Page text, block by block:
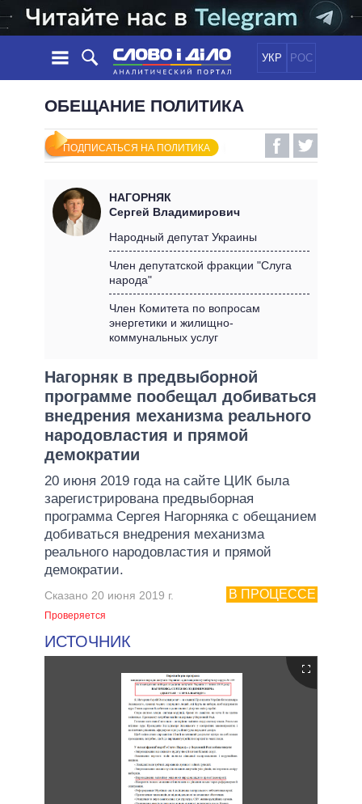
УКР РОС
НОВОСТИ
ЛЕНТА
СОБЫТИЯ
СТАТЬИ
МНЕНИЯ
ОБЗОРЫ
ДАЙДЖЕСТЫ
ПОЛИТИКА
ЭКОНОМИКА
МИР
ОБЕЩАНИЯ
ВСЕ ПОЛИТИКИ
ПРЕЗИДЕНТ И ОФИС
КАБИНЕТ МИНИСТРОВ
ГЛАВЫ ОБЛАДМИНИСТРАЦИЙ
ИНФОГРАФИКА
ВИДЕО
ПОДДЕРЖАТЬ
СРАВНЕНИЕ ПОЛИТИКОВ
ОБЕЩАНИЕ ПОЛИТИКА
ПОДПИСАТЬСЯ НА ПОЛИТИКА
НАГОРНЯК
Сергей Владимирович
Народный депутат Украины
Член депутатской фракции "Слуга
народа"
Член Комитета по вопросам
энергетики и жилищно-
коммунальных услуг
Нагорняк в предвыборной
программе пообещал добиваться
внедрения механизма реального
народовластия и прямой
демократии
20 июня 2019 года на сайте ЦИК была
зарегистрирована предвыборная
программа Сергея Нагорняка с обещанием
добиваться внедрения механизма
реального народовластия и прямой
демократии.
В ПРОЦЕССЕ
Сказано 20 июня 2019 г.
Проверяется
ИСТОЧНИК